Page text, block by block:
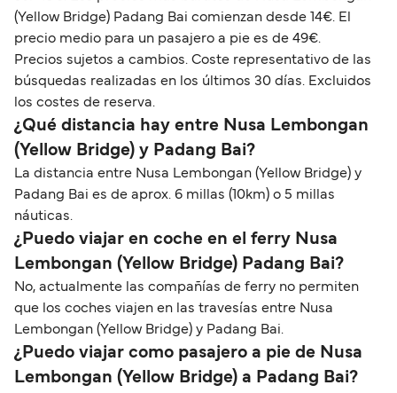
(Yellow Bridge) Padang Bai comienzan desde 14€. El
precio medio para un pasajero a pie es de 49€.
Precios sujetos a cambios. Coste representativo de las
búsquedas realizadas en los últimos 30 días. Excluidos
los costes de reserva.
¿Qué distancia hay entre Nusa Lembongan
(Yellow Bridge) y Padang Bai?
La distancia entre Nusa Lembongan (Yellow Bridge) y
Padang Bai es de aprox. 6 millas (10km) o 5 millas
náuticas.
¿Puedo viajar en coche en el ferry Nusa
Lembongan (Yellow Bridge) Padang Bai?
No, actualmente las compañías de ferry no permiten
que los coches viajen en las travesías entre Nusa
Lembongan (Yellow Bridge) y Padang Bai.
¿Puedo viajar como pasajero a pie de Nusa
Lembongan (Yellow Bridge) a Padang Bai?